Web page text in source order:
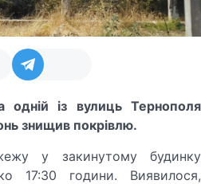
одній із вулиць Тернополя
знищив покрівлю.
у закинутому будинку
17:30 години. Виявилося,